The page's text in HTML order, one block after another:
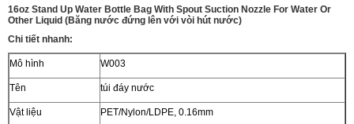
16oz Stand Up Water Bottle Bag With Spout Suction Nozzle For Water Or
Other Liquid (Băng nước đứng lên với vòi hút nước)
Chi tiết nhanh:
Mô hình W003
Tên túi đáy nước
Vật liệu PET/Nylon/LDPE, 0.16mm